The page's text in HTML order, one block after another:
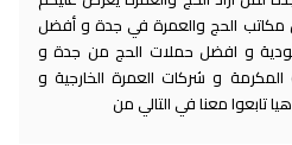
مكاتب الحج والعمرة في جدة و أفضل
و افضل حملات الحج من جدة و
و شركات العمرة الخارجية و
تابعوا معنا في التالي من